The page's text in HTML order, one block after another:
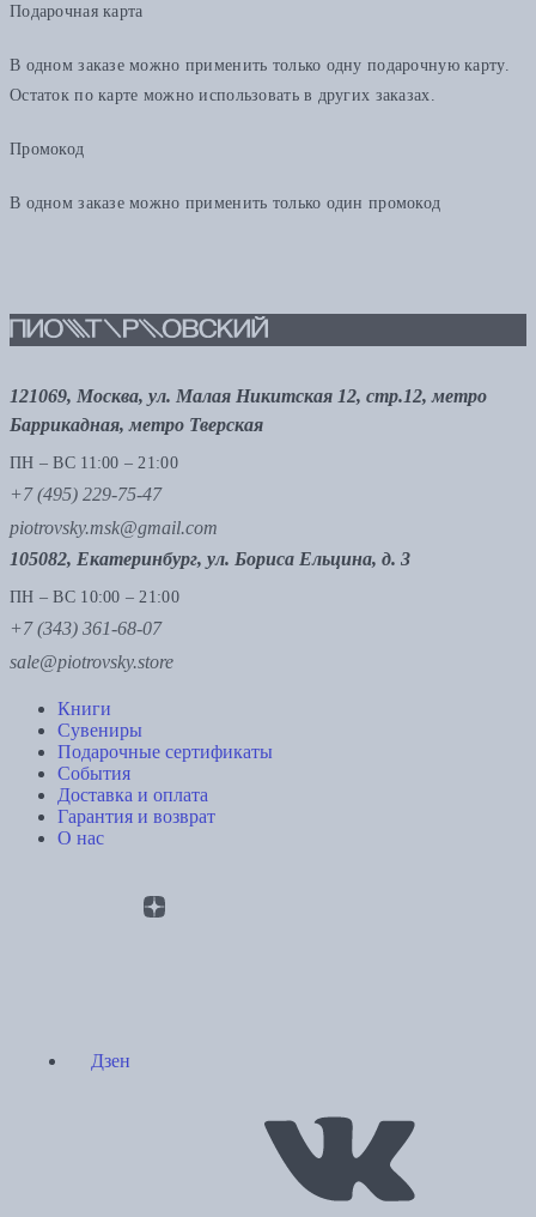
Подарочная карта
В одном заказе можно применить только одну подарочную карту.
Остаток по карте можно использовать в других заказах.
Промокод
В одном заказе можно применить только один промокод
121069, Москва, ул. Малая Никитская 12, стр.12, метро
Баррикадная, метро Тверская
ПН – ВС 11:00 – 21:00
+7 (495) 229-75-47
piotrovsky.msk@gmail.com
105082, Екатеринбург, ул. Бориса Ельцина, д. 3
ПН – ВС 10:00 – 21:00
+7 (343) 361-68-07
sale@piotrovsky.store
Книги
Сувениры
Подарочные сертификаты
События
Доставка и оплата
Гарантия и возврат
О нас
Дзен